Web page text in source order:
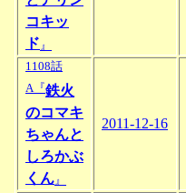
コキッ
ド 』
1108話
A『鉄火
のコマキ
ちゃんと
しろかぶ
くん 』
2011-12-16